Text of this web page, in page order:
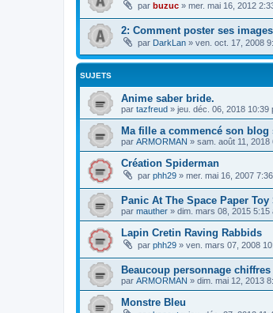
par buzuc » mer. mai 16, 2012
2: Comment poster ses
par DarkLan » ven. oct. 17, 2008
SUJETS
Anime saber bride.
par tazfreud » jeu. déc. 06, 2018 10:39
Ma fille a commencé son
par ARMORMAN » sam. août 11, 2018
Création Spiderman
par phh29 » mer. mai 16, 2007
Panic At The Space Paper Toy
par mauther » dim. mars 08, 2015 5:15
Lapin Cretin Raving Rabbids
par phh29 » ven. mars 07, 2008
Beaucoup personnage
par ARMORMAN » dim. mai 12, 2013
Monstre Bleu